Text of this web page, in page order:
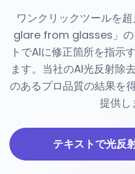
ワンクリックツールを
glare from glasses」の
トでAIに修正箇所を指示
ます。当社のAI光反射除
のあるプロ品質の結果を
提供し
テキストで光反